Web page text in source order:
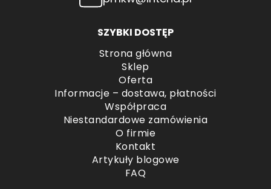
SZYBKI DOSTĘP
Strona główna
Sklep
Oferta
Informacje – dostawa, płatności
Współpraca
Niestandardowe zamówienia
O firmie
Kontakt
Artykuły blogowe
FAQ